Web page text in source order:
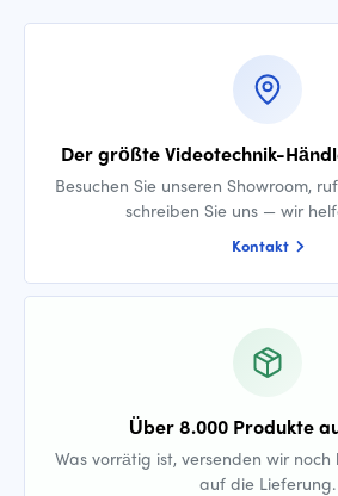
Der größte Videotechnik-
Besuchen Sie unseren Showroom,
schreiben Sie uns — wir
Kontakt
Über 8.000 Produkte
Was vorrätig ist, versenden wir noch
auf die Lieferung.